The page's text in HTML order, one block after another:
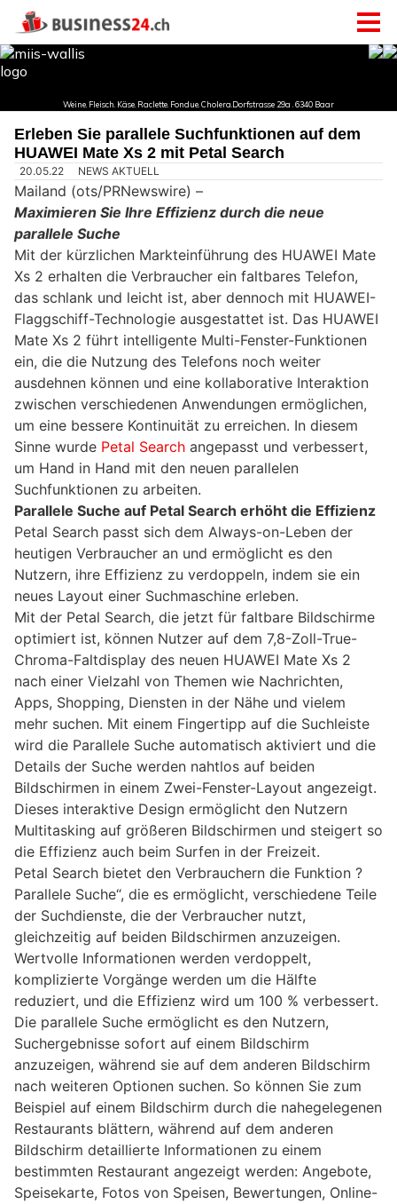
Erleben Sie parallele Suchfunktionen auf dem
HUAWEI Mate Xs 2 mit Petal Search
20.05.22 NEWS AKTUELL
Mailand (ots/PRNewswire) –
Maximieren Sie Ihre Effizienz durch die neue
parallele Suche
Mit der kürzlichen Markteinführung des HUAWEI Mate
Xs 2 erhalten die Verbraucher ein faltbares Telefon,
das schlank und leicht ist, aber dennoch mit HUAWEI-
Flaggschiff-Technologie ausgestattet ist. Das HUAWEI
Mate Xs 2 führt intelligente Multi-Fenster-Funktionen
ein, die die Nutzung des Telefons noch weiter
ausdehnen können und eine kollaborative Interaktion
zwischen verschiedenen Anwendungen ermöglichen,
um eine bessere Kontinuität zu erreichen. In diesem
Sinne wurde Petal Search angepasst und verbessert,
um Hand in Hand mit den neuen parallelen
Suchfunktionen zu arbeiten.
Parallele Suche auf Petal Search erhöht die Effizienz
Petal Search passt sich dem Always-on-Leben der
heutigen Verbraucher an und ermöglicht es den
Nutzern, ihre Effizienz zu verdoppeln, indem sie ein
neues Layout einer Suchmaschine erleben.
Mit der Petal Search, die jetzt für faltbare Bildschirme
optimiert ist, können Nutzer auf dem 7,8-Zoll-True-
Chroma-Faltdisplay des neuen HUAWEI Mate Xs 2
nach einer Vielzahl von Themen wie Nachrichten,
Apps, Shopping, Diensten in der Nähe und vielem
mehr suchen. Mit einem Fingertipp auf die Suchleiste
wird die Parallele Suche automatisch aktiviert und die
Details der Suche werden nahtlos auf beiden
Bildschirmen in einem Zwei-Fenster-Layout angezeigt.
Dieses interaktive Design ermöglicht den Nutzern
Multitasking auf größeren Bildschirmen und steigert so
die Effizienz auch beim Surfen in der Freizeit.
Petal Search bietet den Verbrauchern die Funktion ?
Parallele Suche“, die es ermöglicht, verschiedene Teile
der Suchdienste, die der Verbraucher nutzt,
gleichzeitig auf beiden Bildschirmen anzuzeigen.
Wertvolle Informationen werden verdoppelt,
komplizierte Vorgänge werden um die Hälfte
reduziert, und die Effizienz wird um 100 % verbessert.
Die parallele Suche ermöglicht es den Nutzern,
Suchergebnisse sofort auf einem Bildschirm
anzuzeigen, während sie auf dem anderen Bildschirm
nach weiteren Optionen suchen. So können Sie zum
Beispiel auf einem Bildschirm durch die nahegelegenen
Restaurants blättern, während auf dem anderen
Bildschirm detaillierte Informationen zu einem
bestimmten Restaurant angezeigt werden: Angebote,
Speisekarte, Fotos von Speisen, Bewertungen, Online-